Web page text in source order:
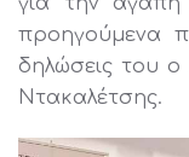
προηγούμενα
δηλώσεις του
Ντακαλέτσης.